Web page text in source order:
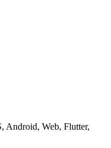
Android, Web, Flutter,